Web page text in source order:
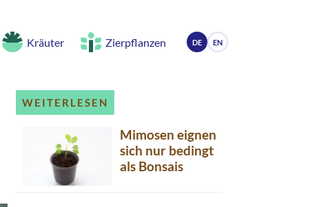
Kräuter Zierpflanzen DE EN
WEITERLESEN
Mimosen eignen
sich nur bedingt
als Bonsais